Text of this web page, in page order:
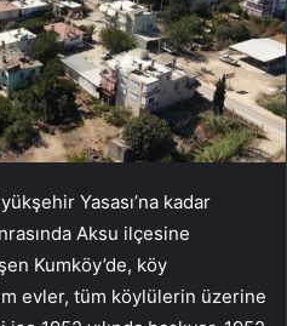
Yasası’na kadar
Aksu ilçesine
Kumköy’de, köy
evler, tüm köylülerin üzerine